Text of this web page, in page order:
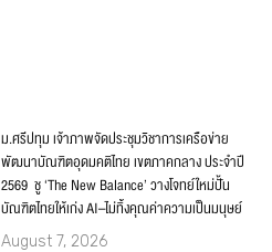
ม.ศรีปทุม เจ้าภาพจัดประชุมวิชาการเครือข่าย
พัฒนาบัณฑิตอุดมคติไทย เขตภาคกลาง ประจำปี
2569 ชู ‘The New Balance’ วางโจทย์ใหม่ปั้น
บัณฑิตไทยให้เก่ง AI–ไม่ทิ้งคุณค่าความเป็นมนุษย์
August 7, 2026